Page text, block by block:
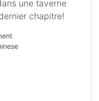
une taverne
chapitre!